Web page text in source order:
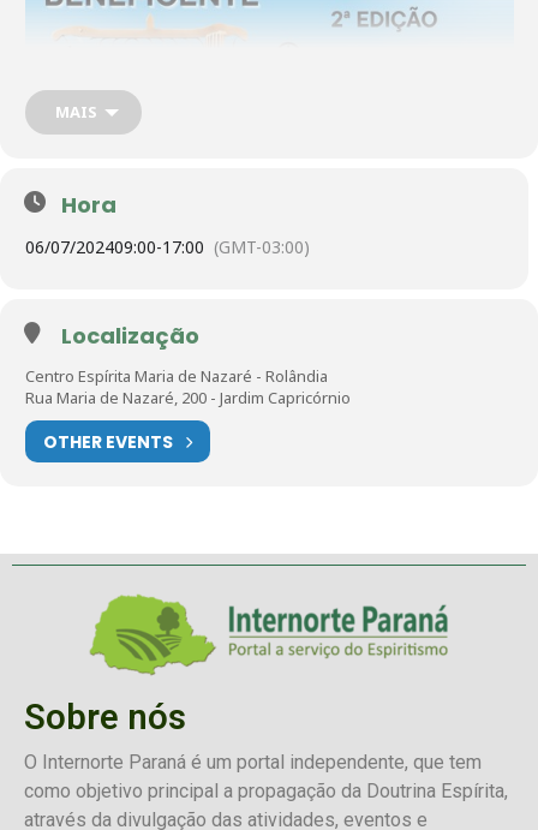
Clique na imageme saiba mais sobre o bazar!
Participe!
MAIS
Hora
06/07/202409:00-17:00 (GMT-03:00)
Localização
Centro Espírita Maria de Nazaré - Rolândia
Rua Maria de Nazaré, 200 - Jardim Capricórnio
OTHER EVENTS
Sobre nós
O Internorte Paraná é um portal independente, que tem
como objetivo principal a propagação da Doutrina Espírita,
através da divulgação das atividades, eventos e